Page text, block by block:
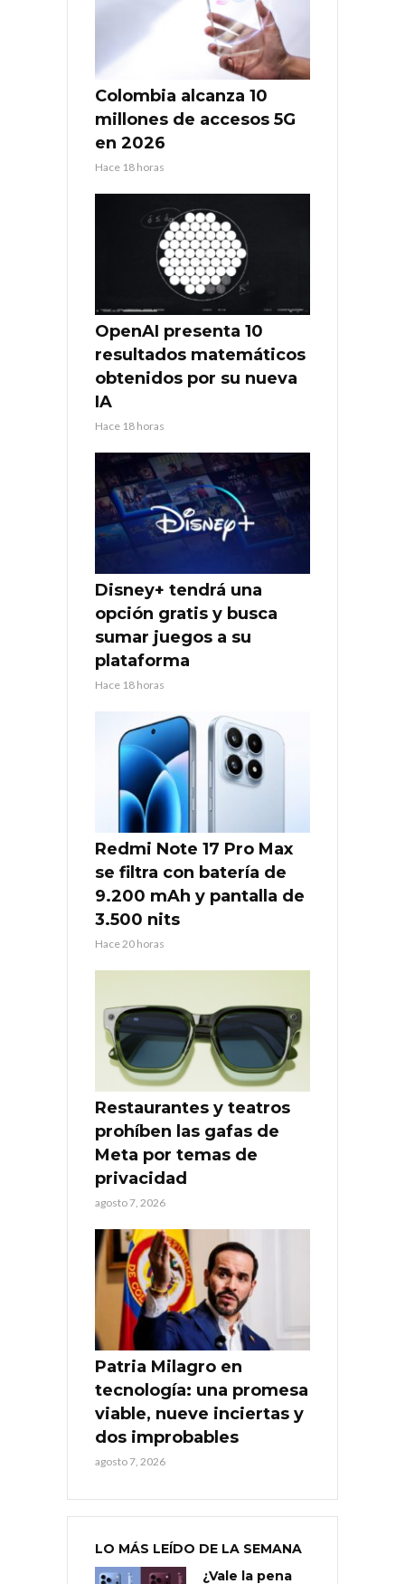
Colombia alcanza 10
millones de accesos 5G
en 2026
Hace 18 horas
OpenAI presenta 10
resultados matemáticos
obtenidos por su nueva
IA
Hace 18 horas
Disney+ tendrá una
opción gratis y busca
sumar juegos a su
plataforma
Hace 18 horas
Redmi Note 17 Pro Max
se filtra con batería de
9.200 mAh y pantalla de
3.500 nits
Hace 20 horas
Restaurantes y teatros
prohíben las gafas de
Meta por temas de
privacidad
agosto 7, 2026
Patria Milagro en
tecnología: una promesa
viable, nueve inciertas y
dos improbables
agosto 7, 2026
LO MÁS LEÍDO DE LA SEMANA
¿Vale la pena